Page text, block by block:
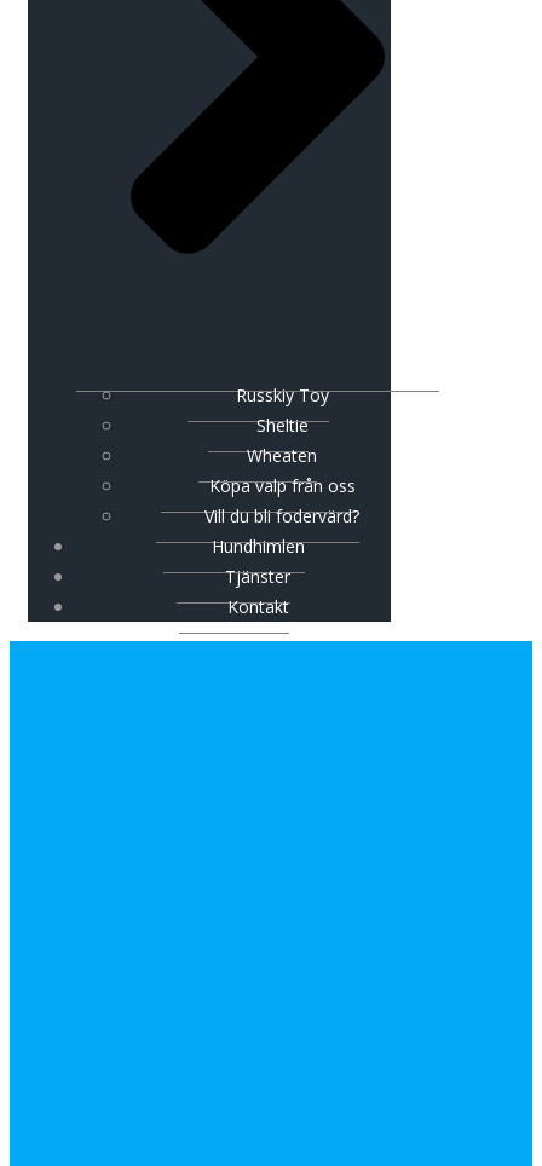
Russkiy Toy
Sheltie
Wheaten
Köpa valp från oss
Vill du bli fodervärd?
Hundhimlen
Tjänster
Kontakt